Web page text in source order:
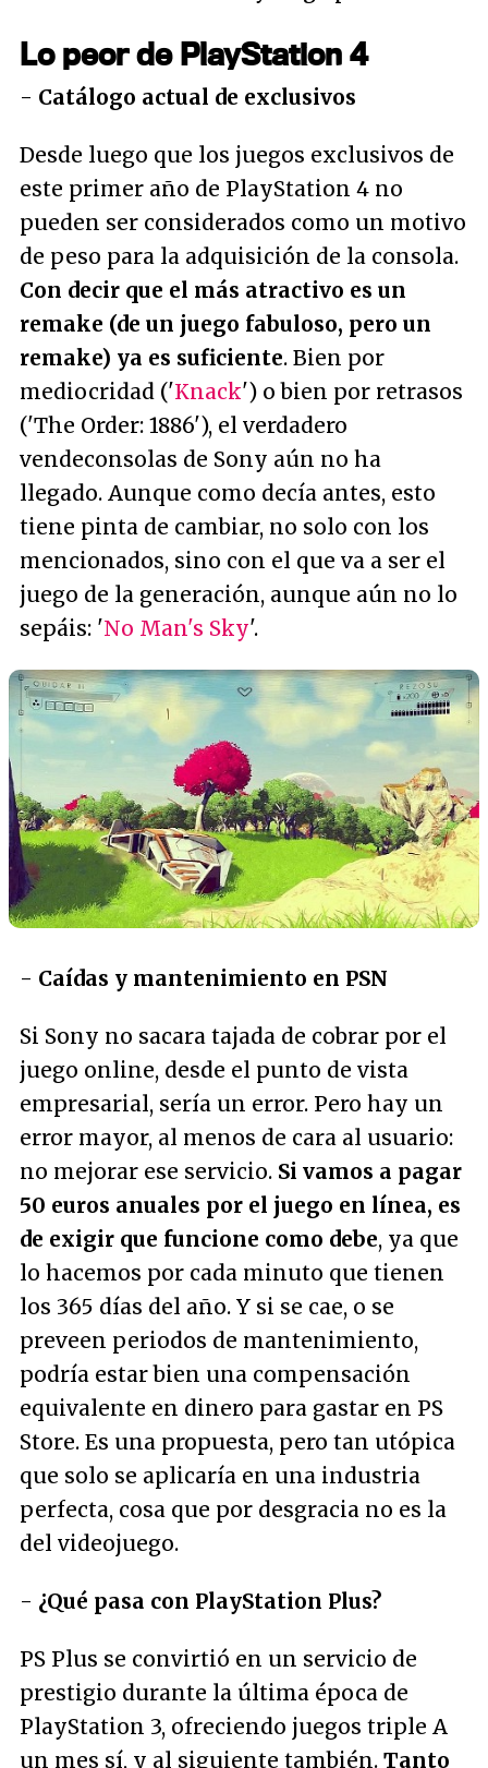
Lo peor de PlayStation 4
- Catálogo actual de exclusivos
Desde luego que los juegos exclusivos de
este primer año de PlayStation 4 no
pueden ser considerados como un motivo
de peso para la adquisición de la consola.
Con decir que el más atractivo es un
remake (de un juego fabuloso, pero un
remake) ya es suficiente. Bien por
mediocridad ('Knack') o bien por retrasos
('The Order: 1886'), el verdadero
vendeconsolas de Sony aún no ha
llegado. Aunque como decía antes, esto
tiene pinta de cambiar, no solo con los
mencionados, sino con el que va a ser el
juego de la generación, aunque aún no lo
sepáis: 'No Man's Sky'.
- Caídas y mantenimiento en PSN
Si Sony no sacara tajada de cobrar por el
juego online, desde el punto de vista
empresarial, sería un error. Pero hay un
error mayor, al menos de cara al usuario:
no mejorar ese servicio. Si vamos a pagar
50 euros anuales por el juego en línea, es
de exigir que funcione como debe, ya que
lo hacemos por cada minuto que tienen
los 365 días del año. Y si se cae, o se
preveen periodos de mantenimiento,
podría estar bien una compensación
equivalente en dinero para gastar en PS
Store. Es una propuesta, pero tan utópica
que solo se aplicaría en una industria
perfecta, cosa que por desgracia no es la
del videojuego.
- ¿Qué pasa con PlayStation Plus?
PS Plus se convirtió en un servicio de
prestigio durante la última época de
PlayStation 3, ofreciendo juegos triple A
un mes sí, y al siguiente también. Tanto